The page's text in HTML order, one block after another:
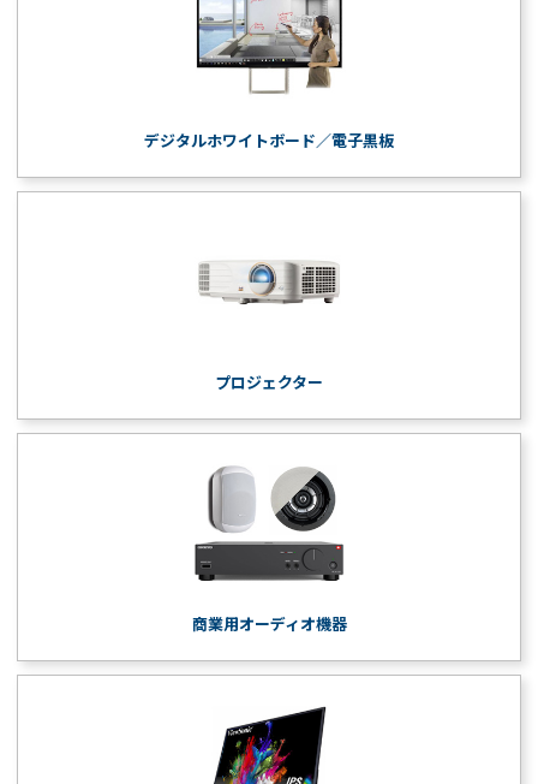
デジタルホワイトボード／電子黒板
プロジェクター
商業用オーディオ機器